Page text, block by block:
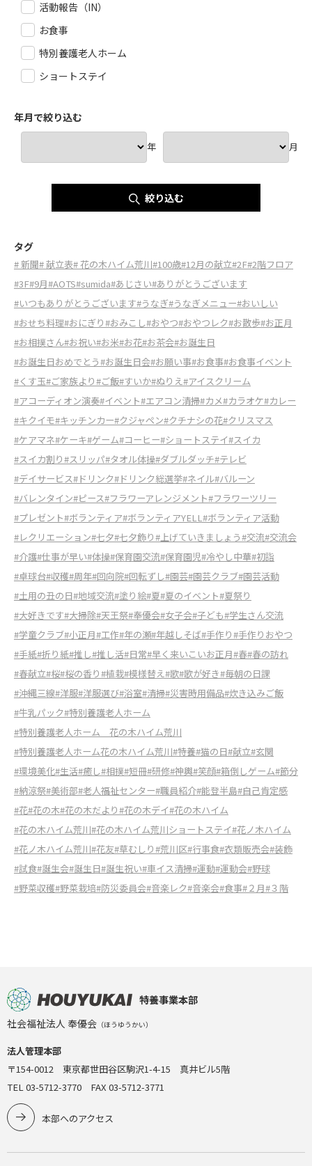
活動報告（IN）
お食事
特別養護老人ホーム
ショートステイ
年月で絞り込む
年 月
絞り込む
タグ
# 新聞# 献立表# 花の木ハイム荒川#100歳#12月の献立#2F#2階フロア
#3F#9月#AOTS#sumida#あじさい#ありがとうございます
#いつもありがとうございます#うなぎ#うなぎメニュー#おいしい
#おせち料理#おにぎり#おみこし#おやつ#おやつレク#お散歩#お正月
#お相撲さん#お祝い#お米#お花#お茶会#お誕生日
#お誕生日おめでとう#お誕生日会#お願い事#お食事#お食事イベント
#くす玉#ご家族より#ご飯#すいか#ぬりえ #アイスクリーム
#アコーディオン演奏#イベント#エアコン清掃#カメ#カラオケ#カレー
#キクイモ#キッチンカー#クジャペン#クチナシの花#クリスマス
#ケアマネ#ケーキ#ゲーム#コーヒー#ショートステイ#スイカ
#スイカ割り#スリッパ#タオル体操#ダブルダッチ#テレビ
#デイサービス#ドリンク#ドリンク総選挙#ネイル#バルーン
#バレンタイン#ピース#フラワーアレンジメント#フラワーツリー
#プレゼント#ボランティア#ボランティアYELL #ボランティア活動
#レクリエーション#七夕#七夕飾り#上げていきましょう#交流#交流会
#介護#仕事が早い#体操#保育園交流#保育園児#冷やし中華#初詣
#卓球台#収穫#周年#回向院#回転ずし#園芸#園芸クラブ#園芸活動
#土用の丑の日#地域交流#塗り絵#夏#夏のイベント#夏祭り
#大好きです#大掃除#天王祭#奉優会#女子会#子ども#学生さん交流
#学童クラブ#小正月#工作#年の瀬#年越しそば#手作り#手作りおやつ
#手紙#折り紙#推し#推し活#日常#早く来いこいお正月#春#春の訪れ
#春献立#桜#桜の香り#植栽#模様替え #歌#歌が好き#毎朝の日課
#沖縄三線#洋服#洋服選び#浴室#清掃#災害時用備品#炊き込みご飯
#牛乳パック#特別養護老人ホーム
#特別養護老人ホーム 花の木ハイム荒川
#特別養護老人ホーム花の木ハイム荒川#特養#猫の日#献立#玄関
#環境美化#生活#癒し#相撲#短冊#研修#神輿#笑顔#箱倒しゲーム#節分
#納涼祭#美術部#老人福祉センター#職員紹介#能登半島#自己肯定感
#花#花の木#花の木だより#花の木デイ#花の木ハイム
#花の木ハイム荒川#花の木ハイム荒川ショートステイ#花ノ木ハイム
#花ノ木ハイム荒川#花友#草むしり#荒川区#行事食#衣類販売会#装飾
#試食#誕生会#誕生日#誕生祝い#車イス清掃#運動#運動会#野球
#野菜収穫#野菜栽培#防災委員会#音楽レク#音楽会#食事#２月#３階
特養事業本部
社会福祉法人 奉優会 （ほうゆうかい）
法人管理本部
〒154-0012 東京都世田谷区駒沢1-4-15 真井ビル5階
TEL 03-5712-3770 FAX 03-5712-3771
本部へのアクセス